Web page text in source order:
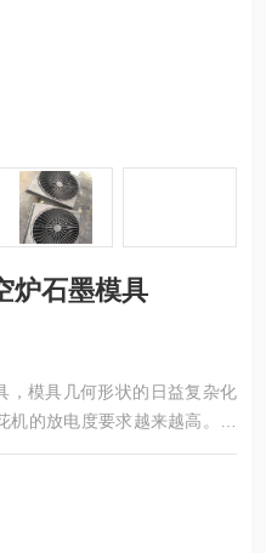
炉石墨模具
，模具几何形状的日益复杂化
的放电度要求越来越高。石
加工去除率高，石墨损耗小，
但石墨则较容易成型，而且铜
因素都造成部分火花机客户